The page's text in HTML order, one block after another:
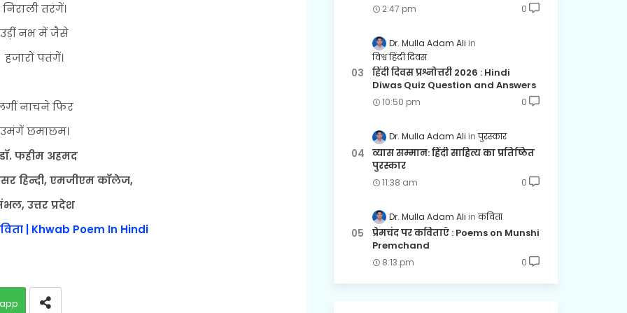
निराली तरंगें।
उड़ीं नभ में जैसे
हजारों पतंगें।
नाचने फिर
उमंगें छमाछम।
फहीम अहमद
हिन्दी, एमजीएम कॉलेज,
उत्तर प्रदेश
| Khwab Poem In Hindi
2:47 pm 0
Dr. Mulla Adam Ali
विश्व हिंदी दिवस
हिंदी दिवस प्रश्नोत्तरी 2026 : Hindi
Diwas Quiz Question and Answers
10:50 pm 0
Dr. Mulla Adam Ali पुरस्कार
व्यास सम्मान: हिंदी साहित्य का प्रतिष्ठित
पुरस्कार
11:38 am 0
Dr. Mulla Adam Ali कविता
प्रेमचंद पर कविताएँ : Poems on Munshi
Premchand
8:13 pm 0